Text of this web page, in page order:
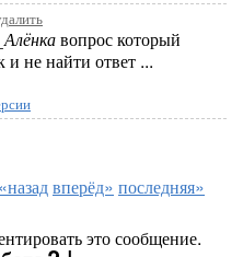
вопрос который
не найти ответ ...
«назадвперёд» последняя»
это сообщение.